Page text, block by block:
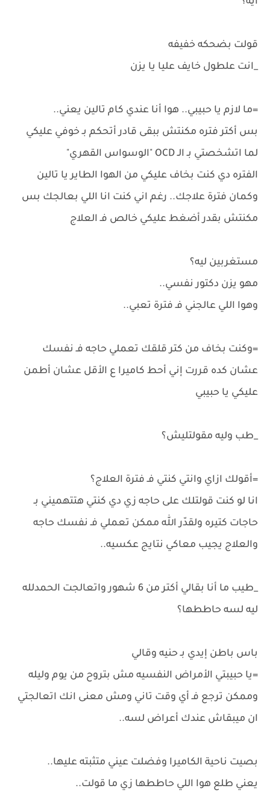
قولت بضحكه خفيفه
_انت علطول خايف عليا يا يزن
=ما لازم يا حبيبي.. هوا أنا عندي كام تالين يعني..
بس أكتر فتره مكنتش ببقى قادر أتحكم بـ خوفي عليكي
لما اتشخصتي بـ الـ OCD "الوسواس القهري"
الفتره دي كنت بخاف عليكي من الهوا الطاير يا تالين
وكمان فترة علاجك.. رغم اني كنت انا اللي بعالجك بس
مكنتش بقدر أضغط عليكي خالص فـ العلاج
مستغربين ليه؟
مهو يزن دكتور نفسي..
وهوا اللي عالجني فـ فترة تعبي..
=وكنت بخاف من كتر قلقك تعملي حاجه فـ نفسك
عشان كده قررت إني أحط كاميرا ع الأقل عشان أطمن
عليكي يا حبيبي
_طب وليه مقولتليش؟
=أقولك ازاي وانتي كنتي فـ فترة العلاج؟
انا لو كنت قولتلك على حاجه زي دي كنتي هتتهميني بـ
حاجات كتيره ولقدّر الله ممكن تعملي فـ نفسك حاجه
والعلاج يجيب معاكي نتايج عكسيه..
_طيب ما أنا بقالي أكتر من 6 شهور واتعالجت الحمدلله
ليه لسه حاططها؟
باس باطن إيدي بـ حنيه وقالي
=يا حبيبتي الأمراض النفسيه مش بتروح من يوم وليله
وممكن ترجع فـ أي وقت تاني ومش معنى انك اتعالجتي
ان ميبقاش عندك أعراض لسه..
بصيت ناحية الكاميرا وفضلت عيني متثبته عليها..
يعني طلع هوا اللي حاططها زي ما قولت..